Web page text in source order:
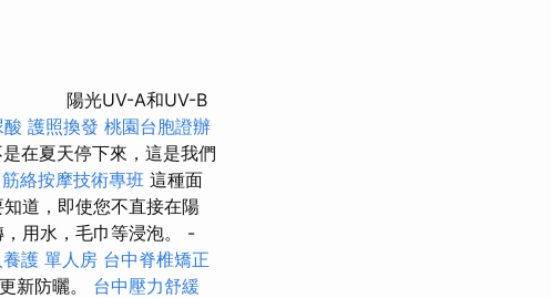
陽光UV-A和UV-B
護照換發 桃園台胞證辦
在夏天停下來，這是我們
筋絡按摩技術專班 這種面
道，即使您不直接在陽
用水，毛巾等浸泡。 -
護 單人房 台中脊椎矯正
新防曬。 台中壓力舒緩